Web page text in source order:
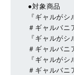
●対象商品
『ギャルが
＃ギャルバニ
『ギャルが
＃ギャルバニ
『ギャルが
＃ギャルバニ